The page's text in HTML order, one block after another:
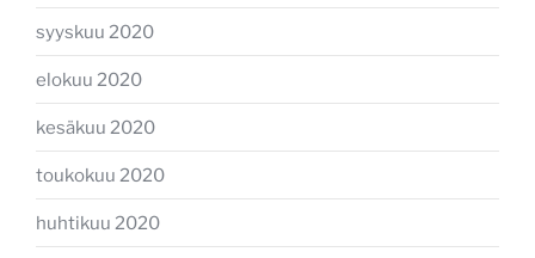
syyskuu 2020
elokuu 2020
kesäkuu 2020
toukokuu 2020
huhtikuu 2020